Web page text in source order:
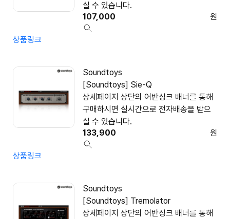
실 수 있습니다.
107,000
원
상품링크
Soundtoys
[Soundtoys] Sie-Q
상세페이지 상단의 어반싱크 배너를 통해
구매하시면 실시간으로 전자배송을 받으
실 수 있습니다.
133,900
원
상품링크
Soundtoys
[Soundtoys] Tremolator
상세페이지 상단의 어반싱크 배너를 통해